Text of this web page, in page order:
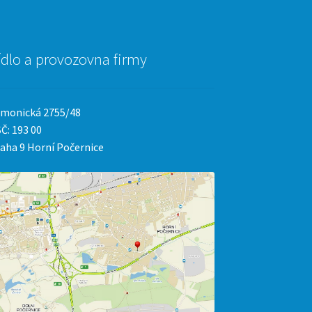
a provozovna firmy
2755/48
193 00
9 Horní Počernice